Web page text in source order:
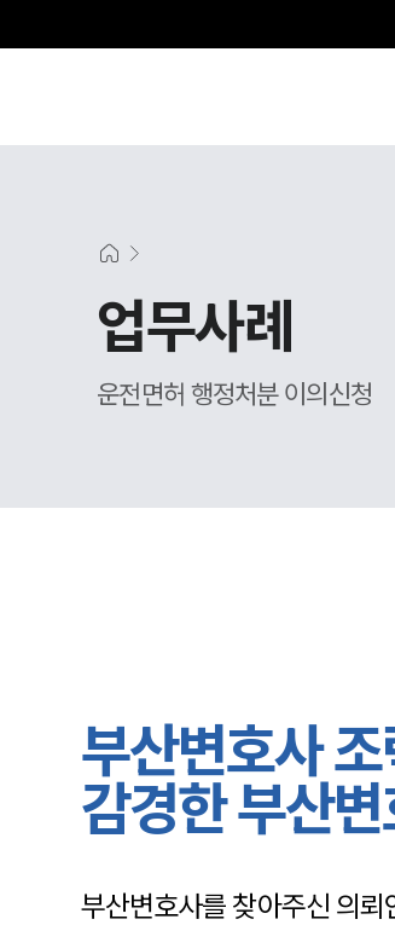
업무사례
운전면허 행정처분 이의신청
부산변호사
감경한 부산
부산변호사를 찾아주신 의